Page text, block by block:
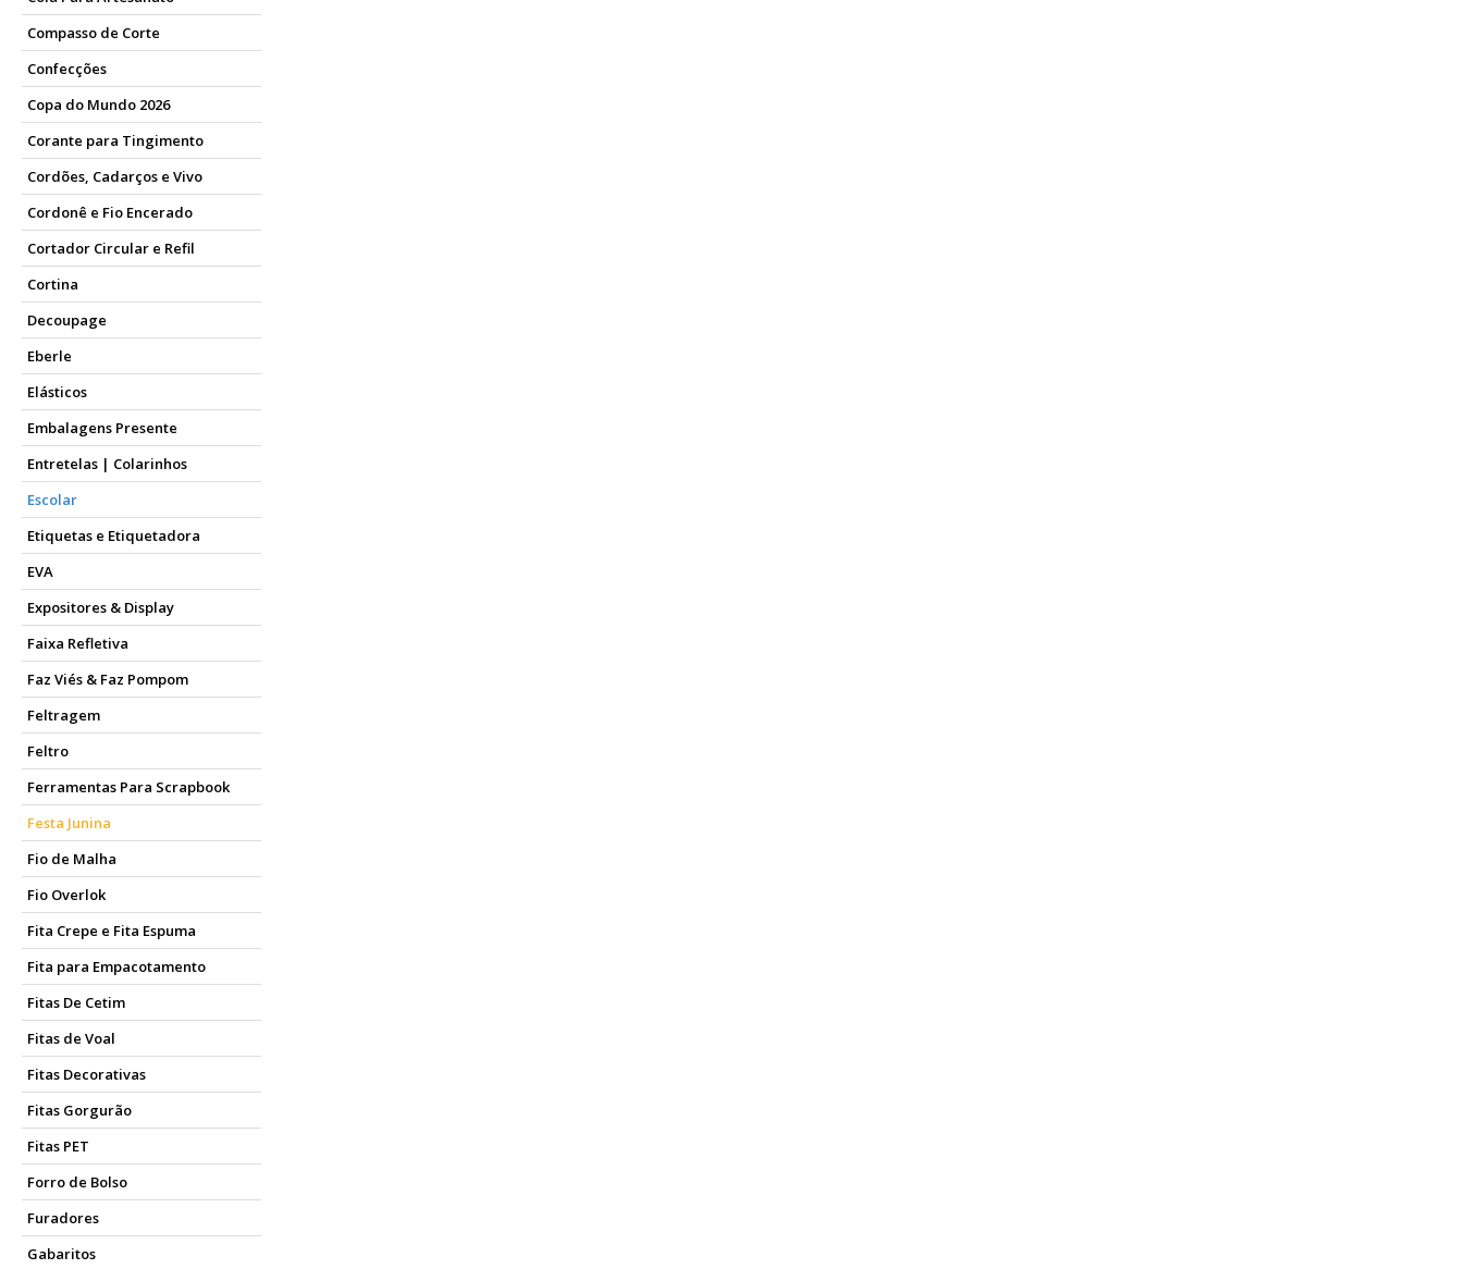
Compasso de Corte
Confecções
Copa do Mundo 2026
Corante para Tingimento
Cordões, Cadarços e Vivo
Cordonê e Fio Encerado
Cortador Circular e Refil
Cortina
Decoupage
Eberle
Elásticos
Embalagens Presente
Entretelas | Colarinhos
Escolar
Etiquetas e Etiquetadora
EVA
Expositores & Display
Faixa Refletiva
Faz Viés & Faz Pompom
Feltragem
Feltro
Ferramentas Para Scrapbook
Festa Junina
Fio de Malha
Fio Overlok
Fita Crepe e Fita Espuma
Fita para Empacotamento
Fitas De Cetim
Fitas de Voal
Fitas Decorativas
Fitas Gorgurão
Fitas PET
Forro de Bolso
Furadores
Gabaritos